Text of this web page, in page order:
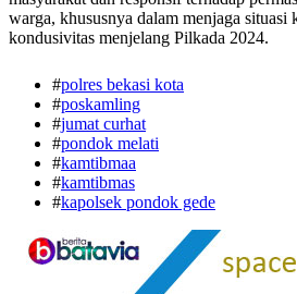
warga, khususnya dalam menjaga situasi
kondusivitas menjelang Pilkada 2024.
#polres bekasi kota
#poskamling
#jumat curhat
#pondok melati
#kamtibmaa
#kamtibmas
#kapolsek pondok gede